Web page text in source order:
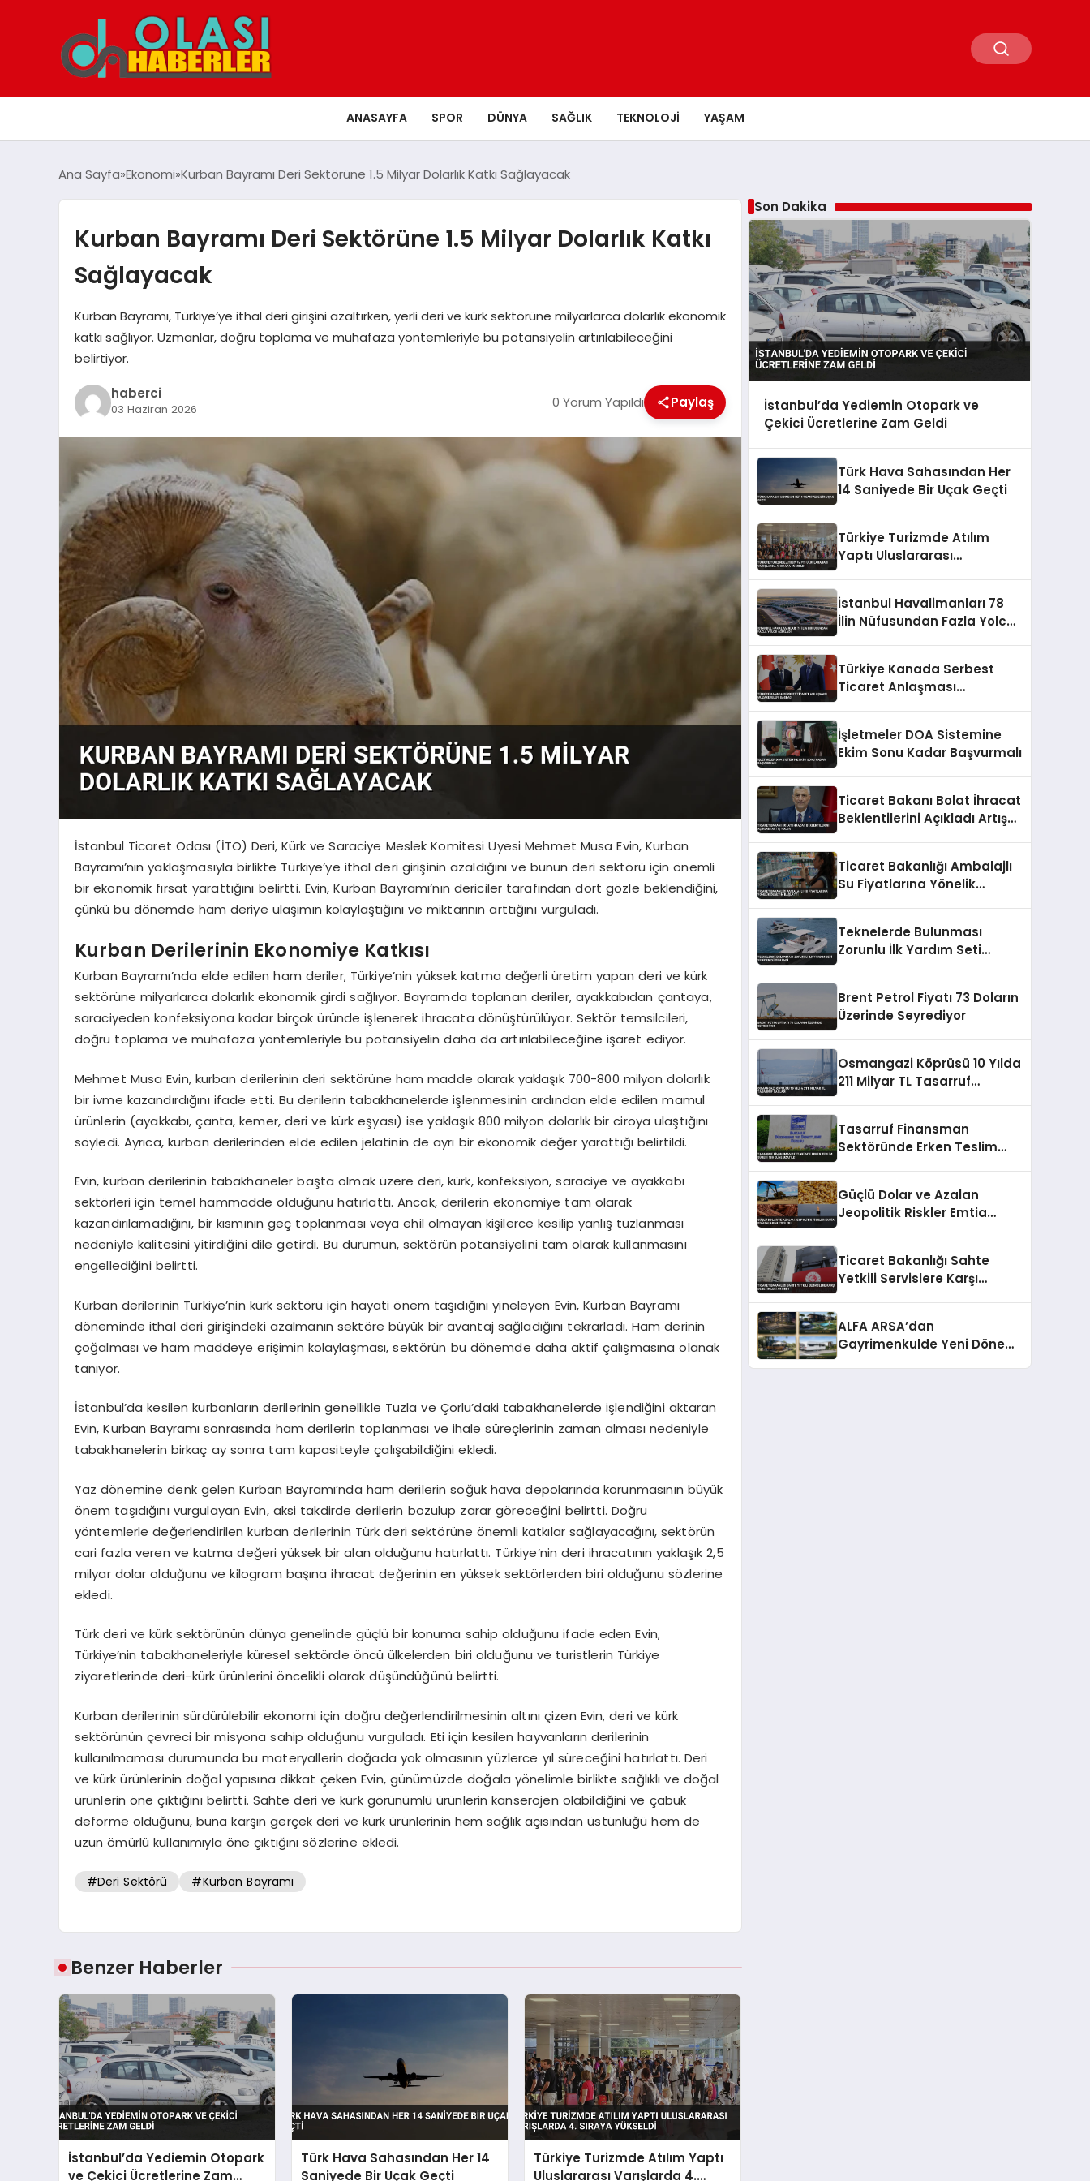
ANASAYFA SPOR DÜNYA SAĞLIK TEKNOLOJI YAŞAM
Ana Sayfa Ekonomi Kurban Bayramı Deri Sektörüne 1.5 Milyar Dolarlık Katkı Sağlayacak
Kurban Bayramı Deri Sektörüne 1.5 Milyar Dolarlık Katkı
Sağlayacak
Kurban Bayramı, Türkiye’ye ithal deri girişini azaltırken, yerli deri ve kürk sektörüne milyarlarca dolarlık ekonomik
katkı sağlıyor. Uzmanlar, doğru toplama ve muhafaza yöntemleriyle bu potansiyelin artırılabileceğini
belirtiyor.
haberci
03 Haziran 2026 0 Yorum Yapıldı Paylaş
İstanbul Ticaret Odası (İTO) Deri, Kürk ve Saraciye Meslek Komitesi Üyesi Mehmet Musa Evin, Kurban
Bayramı’nın yaklaşmasıyla birlikte Türkiye’ye ithal deri girişinin azaldığını ve bunun deri sektörü için önemli
bir ekonomik fırsat yarattığını belirtti. Evin, Kurban Bayramı’nın dericiler tarafından dört gözle beklendiğini,
çünkü bu dönemde ham deriye ulaşımın kolaylaştığını ve miktarının arttığını vurguladı.
Kurban Derilerinin Ekonomiye Katkısı
Kurban Bayramı’nda elde edilen ham deriler, Türkiye’nin yüksek katma değerli üretim yapan deri ve kürk
sektörüne milyarlarca dolarlık ekonomik girdi sağlıyor. Bayramda toplanan deriler, ayakkabıdan çantaya,
saraciyeden konfeksiyona kadar birçok üründe işlenerek ihracata dönüştürülüyor. Sektör temsilcileri,
doğru toplama ve muhafaza yöntemleriyle bu potansiyelin daha da artırılabileceğine işaret ediyor.
Mehmet Musa Evin, kurban derilerinin deri sektörüne ham madde olarak yaklaşık 700-800 milyon dolarlık
bir ivme kazandırdığını ifade etti. Bu derilerin tabakhanelerde işlenmesinin ardından elde edilen mamul
ürünlerin (ayakkabı, çanta, kemer, deri ve kürk eşyası) ise yaklaşık 800 milyon dolarlık bir ciroya ulaştığını
söyledi. Ayrıca, kurban derilerinden elde edilen jelatinin de ayrı bir ekonomik değer yarattığı belirtildi.
Evin, kurban derilerinin tabakhaneler başta olmak üzere deri, kürk, konfeksiyon, saraciye ve ayakkabı
sektörleri için temel hammadde olduğunu hatırlattı. Ancak, derilerin ekonomiye tam olarak
kazandırılamadığını, bir kısmının geç toplanması veya ehil olmayan kişilerce kesilip yanlış tuzlanması
nedeniyle kalitesini yitirdiğini dile getirdi. Bu durumun, sektörün potansiyelini tam olarak kullanmasını
engellediğini belirtti.
Kurban derilerinin Türkiye’nin kürk sektörü için hayati önem taşıdığını yineleyen Evin, Kurban Bayramı
döneminde ithal deri girişindeki azalmanın sektöre büyük bir avantaj sağladığını tekrarladı. Ham derinin
çoğalması ve ham maddeye erişimin kolaylaşması, sektörün bu dönemde daha aktif çalışmasına olanak
tanıyor.
İstanbul’da kesilen kurbanların derilerinin genellikle Tuzla ve Çorlu’daki tabakhanelerde işlendiğini aktaran
Evin, Kurban Bayramı sonrasında ham derilerin toplanması ve ihale süreçlerinin zaman alması nedeniyle
tabakhanelerin birkaç ay sonra tam kapasiteyle çalışabildiğini ekledi.
Yaz dönemine denk gelen Kurban Bayramı’nda ham derilerin soğuk hava depolarında korunmasının büyük
önem taşıdığını vurgulayan Evin, aksi takdirde derilerin bozulup zarar göreceğini belirtti. Doğru
yöntemlerle değerlendirilen kurban derilerinin Türk deri sektörüne önemli katkılar sağlayacağını, sektörün
cari fazla veren ve katma değeri yüksek bir alan olduğunu hatırlattı. Türkiye’nin deri ihracatının yaklaşık 2,5
milyar dolar olduğunu ve kilogram başına ihracat değerinin en yüksek sektörlerden biri olduğunu sözlerine
ekledi.
Türk deri ve kürk sektörünün dünya genelinde güçlü bir konuma sahip olduğunu ifade eden Evin,
Türkiye’nin tabakhaneleriyle küresel sektörde öncü ülkelerden biri olduğunu ve turistlerin Türkiye
ziyaretlerinde deri-kürk ürünlerini öncelikli olarak düşündüğünü belirtti.
Kurban derilerinin sürdürülebilir ekonomi için doğru değerlendirilmesinin altını çizen Evin, deri ve kürk
sektörünün çevreci bir misyona sahip olduğunu vurguladı. Eti için kesilen hayvanların derilerinin
kullanılmaması durumunda bu materyallerin doğada yok olmasının yüzlerce yıl süreceğini hatırlattı. Deri
ve kürk ürünlerinin doğal yapısına dikkat çeken Evin, günümüzde doğala yönelimle birlikte sağlıklı ve doğal
ürünlerin öne çıktığını belirtti. Sahte deri ve kürk görünümlü ürünlerin kanserojen olabildiğini ve çabuk
deforme olduğunu, buna karşın gerçek deri ve kürk ürünlerinin hem sağlık açısından üstünlüğü hem de
uzun ömürlü kullanımıyla öne çıktığını sözlerine ekledi.
#Deri Sektörü #Kurban Bayramı
Benzer Haberler
İstanbul’da Yediemin Otopark
ve Çekici Ücretlerine Zam
Türk Hava Sahasından Her 14
Saniyede Bir Uçak Geçti
Türkiye Turizmde Atılım Yaptı
Uluslararası Varışlarda 4.
Son Dakika
İstanbul’da Yediemin Otopark ve
Çekici Ücretlerine Zam Geldi
Türk Hava Sahasından Her
14 Saniyede Bir Uçak Geçti
Türkiye Turizmde Atılım
Yaptı Uluslararası
İstanbul Havalimanları 78
İlin Nüfusundan Fazla Yolcu
Türkiye Kanada Serbest
Ticaret Anlaşması
İşletmeler DOA Sistemine
Ekim Sonu Kadar Başvurmalı
Ticaret Bakanı Bolat İhracat
Beklentilerini Açıkladı Artış
Ticaret Bakanlığı Ambalajlı
Su Fiyatlarına Yönelik
Teknelerde Bulunması
Zorunlu İlk Yardım Seti
Brent Petrol Fiyatı 73 Doların
Üzerinde Seyrediyor
Osmangazi Köprüsü 10 Yılda
211 Milyar TL Tasarruf
Tasarruf Finansman
Sektöründe Erken Teslim
Güçlü Dolar ve Azalan
Jeopolitik Riskler Emtia
Ticaret Bakanlığı Sahte
Yetkili Servislere Karşı
ALFA ARSA’dan
Gayrimenkulde Yeni Dönem: